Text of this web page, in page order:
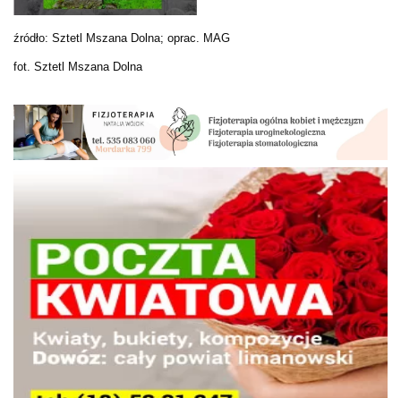
źródło: Sztetl Mszana Dolna; oprac. MAG
fot. Sztetl Mszana Dolna